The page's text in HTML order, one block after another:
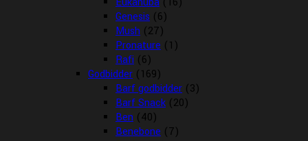
Genesis (6)
Mush (27)
Pronature (1)
Rafi (6)
Godbidder (169)
Barf godbidder (3)
Barf Snack (20)
Ben (40)
Benebone (7)